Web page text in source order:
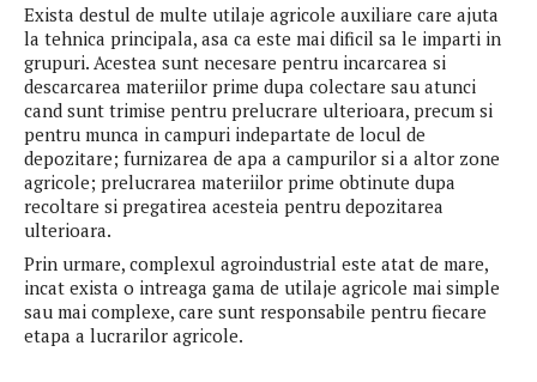
Exista destul de multe utilaje agricole auxiliare care ajuta
la tehnica principala, asa ca este mai dificil sa le imparti in
grupuri. Acestea sunt necesare pentru incarcarea si
descarcarea materiilor prime dupa colectare sau atunci
cand sunt trimise pentru prelucrare ulterioara, precum si
pentru munca in campuri indepartate de locul de
depozitare; furnizarea de apa a campurilor si a altor zone
agricole; prelucrarea materiilor prime obtinute dupa
recoltare si pregatirea acesteia pentru depozitarea
ulterioara.
Prin urmare, complexul agroindustrial este atat de mare,
incat exista o intreaga gama de utilaje agricole mai simple
sau mai complexe, care sunt responsabile pentru fiecare
etapa a lucrarilor agricole.